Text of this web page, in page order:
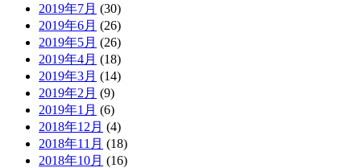
2019年7月 (30)
2019年6月 (26)
2019年5月 (26)
2019年4月 (18)
2019年3月 (14)
2019年2月 (9)
2019年1月 (6)
2018年12月 (4)
2018年11月 (18)
2018年10月 (16)